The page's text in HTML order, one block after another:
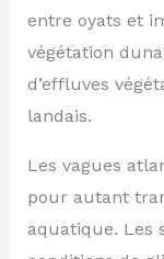
entre oyats et
végétation
d’effluves
landais.
Les vagues
pour autant
aquatique. Les